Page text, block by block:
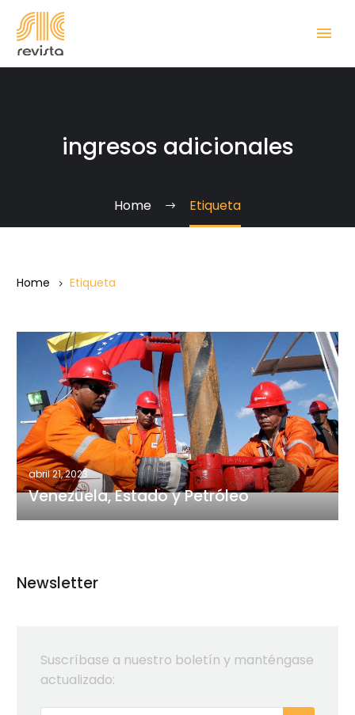
ingresos adicionales
Home Etiqueta
Home Etiqueta
Venezuela,
Estado
Petróleo
abril 21, 2023
Venezuela, Estado y Petróleo
Newsletter
Suscríbase a nuestro boletín y manténgase
actualizado: